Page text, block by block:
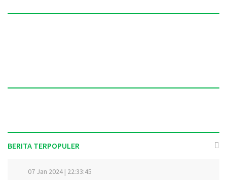
BERITA TERPOPULER
07 Jan 2024 | 22:33:45